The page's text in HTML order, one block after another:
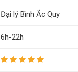
Đại lý Bình Ắc Quy
6h-22h